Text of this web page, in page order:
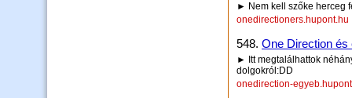
► Nem kell szőke herceg
onedirectioners.hupont.hu
548. One Direction
► Itt megtalálhattok
dolgokról:DD
onedirection-